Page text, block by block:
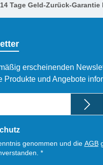
14 Tage Geld-Zurück-
erscheinenden
und Angebote
genommen und die AGB
*